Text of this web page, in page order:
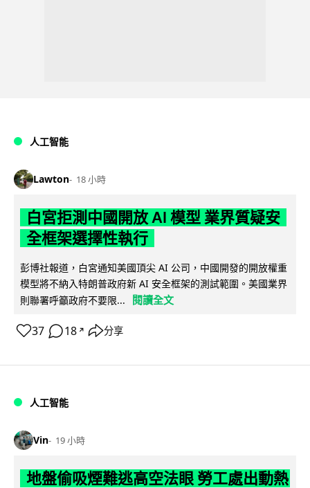
人工智能
Lawton 18 小時
白宮拒測中國開放 AI 模型 業界質疑安
全框架選擇性執行
彭博社報道，白宮通知美國頂尖 AI 公司，中國開發的開放權重
模型將不納入特朗普政府新 AI 安全框架的測試範圍。美國業界
則聯署呼籲政府不要限...
閱讀全文
37 18 ↗ 分享
人工智能
Vin 19 小時
地盤偷吸煙難逃高空法眼 勞工處出動熱